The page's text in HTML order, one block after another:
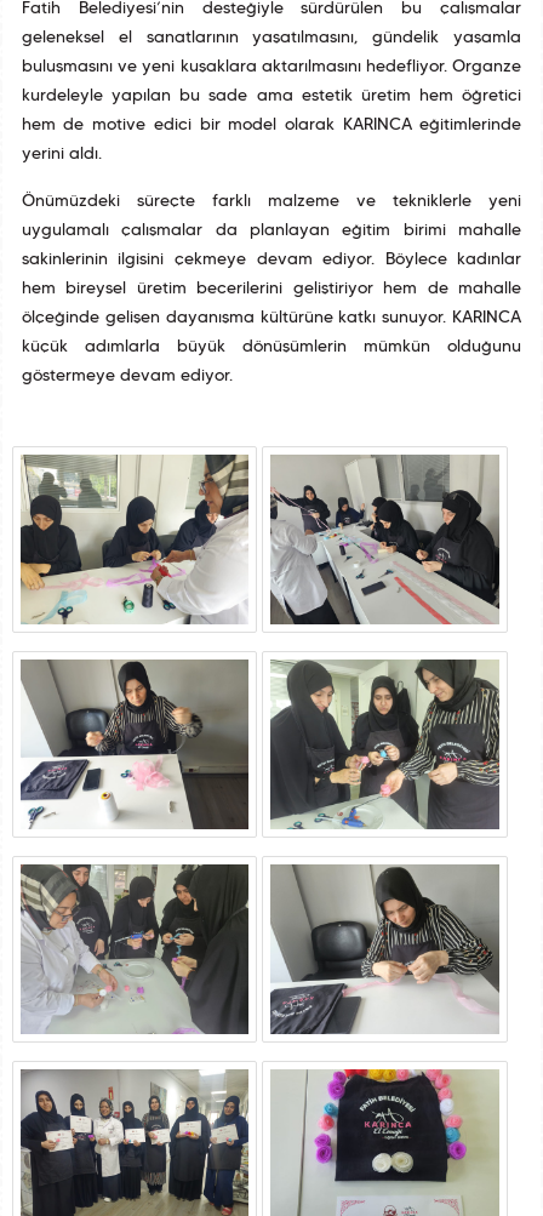
Fatih Belediyesi’nin desteğiyle sürdürülen bu çalışmalar
geleneksel el sanatlarının yaşatılmasını, gündelik yaşamla
buluşmasını ve yeni kuşaklara aktarılmasını hedefliyor. Organze
kurdeleyle yapılan bu sade ama estetik üretim hem öğretici
hem de motive edici bir model olarak KARINCA eğitimlerinde
yerini aldı.
Önümüzdeki süreçte farklı malzeme ve tekniklerle yeni
uygulamalı çalışmalar da planlayan eğitim birimi mahalle
sakinlerinin ilgisini çekmeye devam ediyor. Böylece kadınlar
hem bireysel üretim becerilerini geliştiriyor hem de mahalle
ölçeğinde gelişen dayanışma kültürüne katkı sunuyor. KARINCA
küçük adımlarla büyük dönüşümlerin mümkün olduğunu
göstermeye devam ediyor.